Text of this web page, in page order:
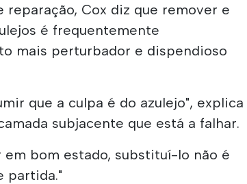
reparação, Cox diz que remover e
é frequentemente
mais perturbador e dispendioso
que a culpa é do azulejo", explica
subjacente que está a falhar.
em bom estado, substituí-lo não é
partida."